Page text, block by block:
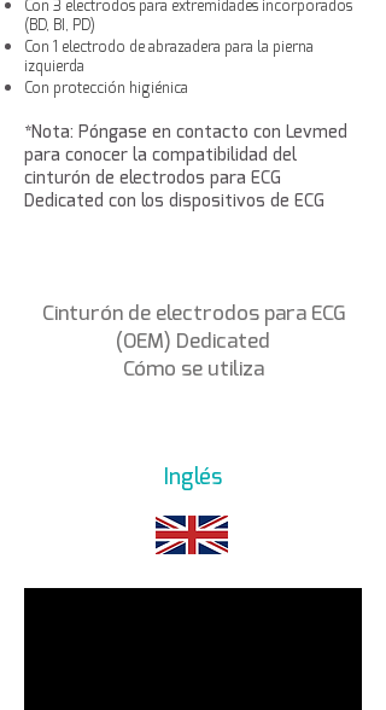
Con 3 electrodos para extremidades incorporados
(BD, BI, PD)
Con 1 electrodo de abrazadera para la pierna
izquierda
Con protección higiénica
*Nota: Póngase en contacto con Levmed
para conocer la compatibilidad del
cinturón de electrodos para ECG
Dedicated con los dispositivos de ECG
Cinturón de electrodos para ECG
(OEM) Dedicated
Cómo se utiliza
Inglés